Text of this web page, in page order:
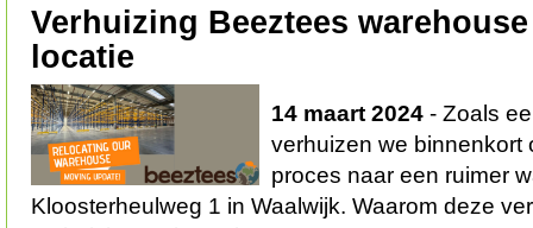
Verhuizing Beeztees
locatie
14 maart 2024 - Zoals
verhuizen we binnenkort
proces naar een ruimer
Kloosterheulweg 1 in Waalwijk. Waarom deze